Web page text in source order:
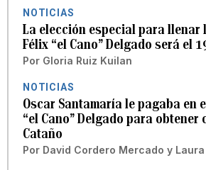
NOTICIAS
La elección especial para llenar
Félix “el Cano” Delgado será el
Por Gloria Ruiz Kuilan
NOTICIAS
Oscar Santamaría le pagaba en
“el Cano” Delgado para obtener
Cataño
Por David Cordero Mercado y